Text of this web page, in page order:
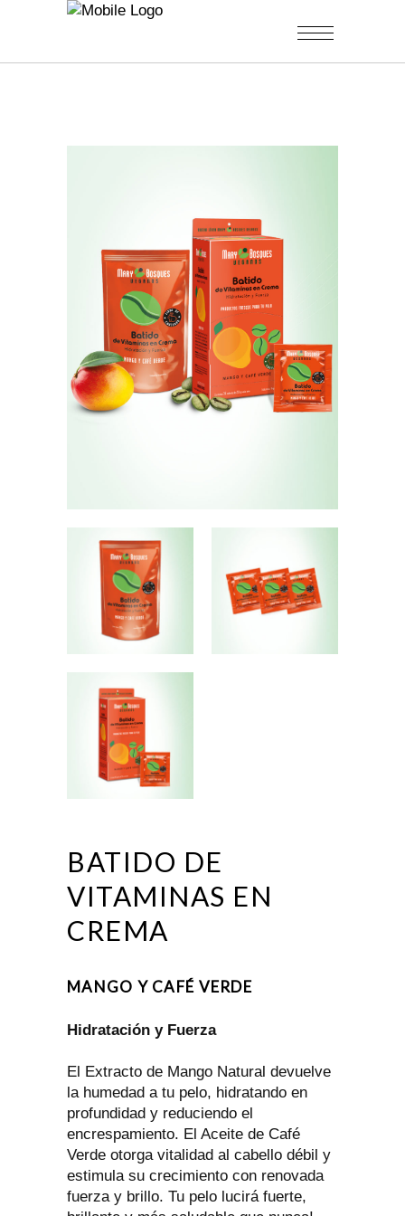
BATIDO DE
VITAMINAS EN
CREMA
MANGO Y CAFÉ VERDE
Hidratación y Fuerza
El Extracto de Mango Natural devuelve
la humedad a tu pelo, hidratando en
profundidad y reduciendo el
encrespamiento. El Aceite de Café
Verde otorga vitalidad al cabello débil y
estimula su crecimiento con renovada
fuerza y brillo. Tu pelo lucirá fuerte,